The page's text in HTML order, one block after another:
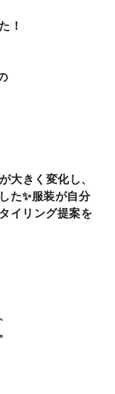
！
大きく変化し、
た✨️服装が自分
イリング提案を